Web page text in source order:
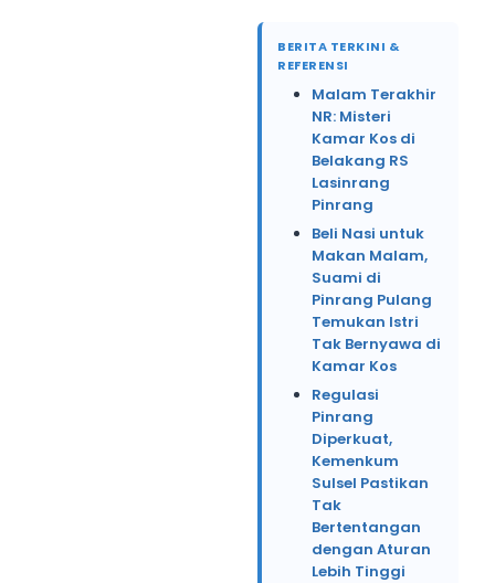
BERITA TERKINI &
REFERENSI
Malam Terakhir
NR: Misteri
Kamar Kos di
Belakang RS
Lasinrang
Pinrang
Beli Nasi untuk
Makan Malam,
Suami di
Pinrang Pulang
Temukan Istri
Tak Bernyawa di
Kamar Kos
Regulasi
Pinrang
Diperkuat,
Kemenkum
Sulsel Pastikan
Tak
Bertentangan
dengan Aturan
Lebih Tinggi